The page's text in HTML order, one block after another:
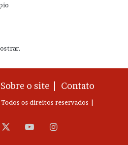
Sobre o site | Contato
os direitos reservados |
YouTubeInstagram